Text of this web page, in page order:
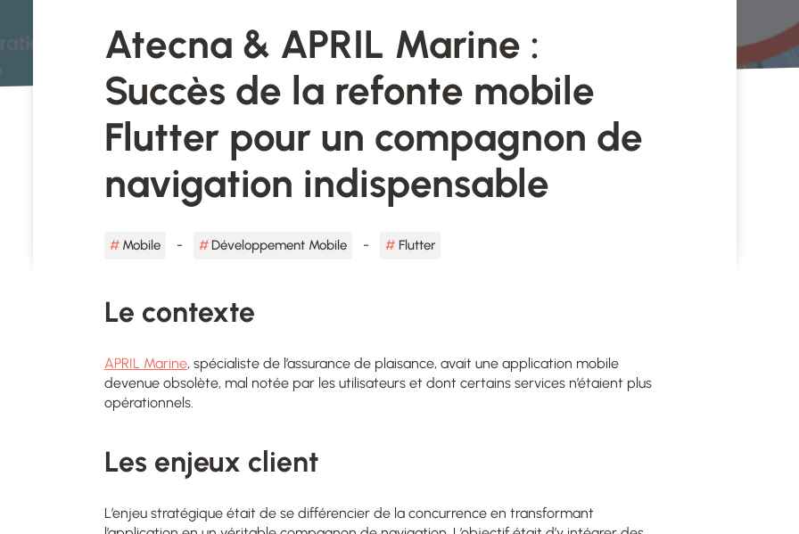
Atecna & APRIL Marine :
Succès de la refonte mobile
Flutter pour un compagnon de
navigation indispensable
Mobile Développement Mobile Flutter
Le contexte
APRIL Marine, spécialiste de l’assurance de plaisance, avait une application mobile
devenue obsolète, mal notée par les utilisateurs et dont certains services n’étaient plus
opérationnels.
Les enjeux client
L’enjeu stratégique était de se différencier de la concurrence en transformant